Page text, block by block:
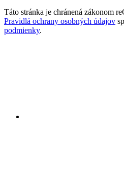
Táto stránka je chránená zákonom
Pravidlá ochrany osobných údajov
podmienky.